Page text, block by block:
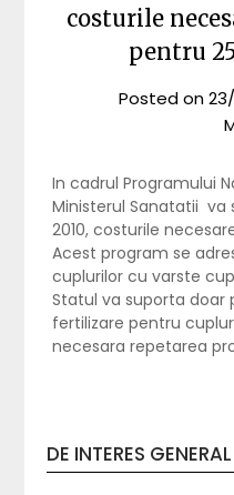
costurile
pentru
Posted on
In cadrul Programului
Ministerul Sanatatii va
2010, costurile
Acest program se
cuplurilor cu varste
Statul va suporta doar
fertilizare pentru
necesara repetarea
DE INTERES GENERAL